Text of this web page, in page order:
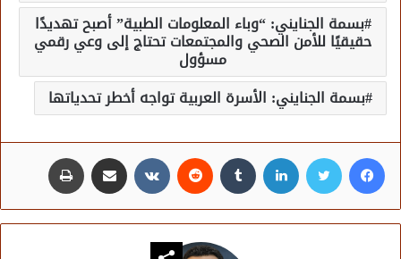
بسمة الجنايني: “وباء المعلومات الطبية” أصبح تهديدًا
حقيقيًا للأمن الصحي والمجتمعات تحتاج إلى وعي رقمي
مسؤول
بسمة الجنايني: الأسرة العربية تواجه أخطر تحدياتها
فيسبوك تويتر لينكدإن مشاركة عبر البريد